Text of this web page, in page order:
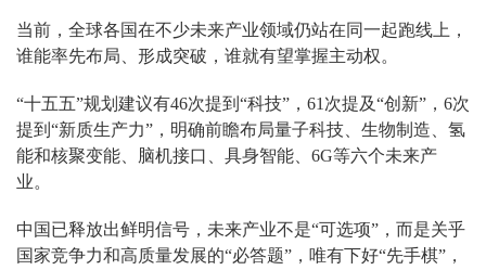
当前，全球各国在不少未来产业领域仍站在同一起跑线上，
谁能率先布局、形成突破，谁就有望掌握主动权。
“十五五”规划建议有46次提到“科技”，61次提及“创新”，6次
提到“新质生产力”，明确前瞻布局量子科技、生物制造、氢
能和核聚变能、脑机接口、具身智能、6G等六个未来产
业。
中国已释放出鲜明信号，未来产业不是“可选项”，而是关乎
国家竞争力和高质量发展的“必答题”，唯有下好“先手棋”，